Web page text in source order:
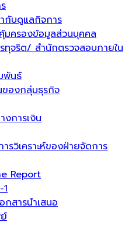
กับดูแลกิจการ
มครองข้อมูลส่วนบุคคล
รทุจริต/ สำนักตรวจสอบภายใน
พันธ์
ของกลุ่มธุรกิจ
การเงิน
รวิเคราะห์ของฝ่ายจัดการ
Report
กสารนำเสนอ